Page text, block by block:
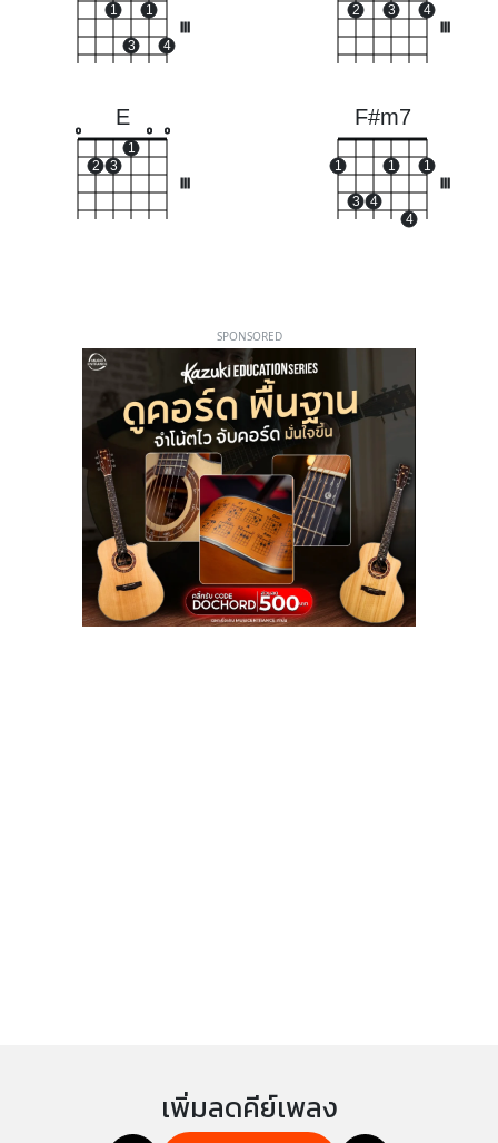
1
3
1
4
2 3 4
E
o
2 3
1
o o
F#m7
1
3 4
1
4
1
SPONSORED
เพิ่มลดคีย์เพลง